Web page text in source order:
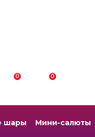
0 0
шары Мини-салюты